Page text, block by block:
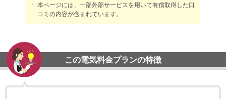
本ページには、一部外部サービスを用いて有償取得した口
コミの内容が含まれています。
この電気料金プランの特徴